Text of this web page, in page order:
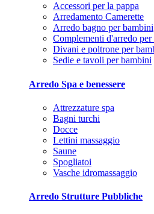
Accessori per la pappa
Arredamento Camerette
Arredo bagno per bambini
Complementi d'arredo per
Divani e poltrone per
Sedie e tavoli per bambini
Arredo Spa e benessere
Attrezzature spa
Bagni turchi
Docce
Lettini massaggio
Saune
Spogliatoi
Vasche idromassaggio
Arredo Strutture Pubbliche